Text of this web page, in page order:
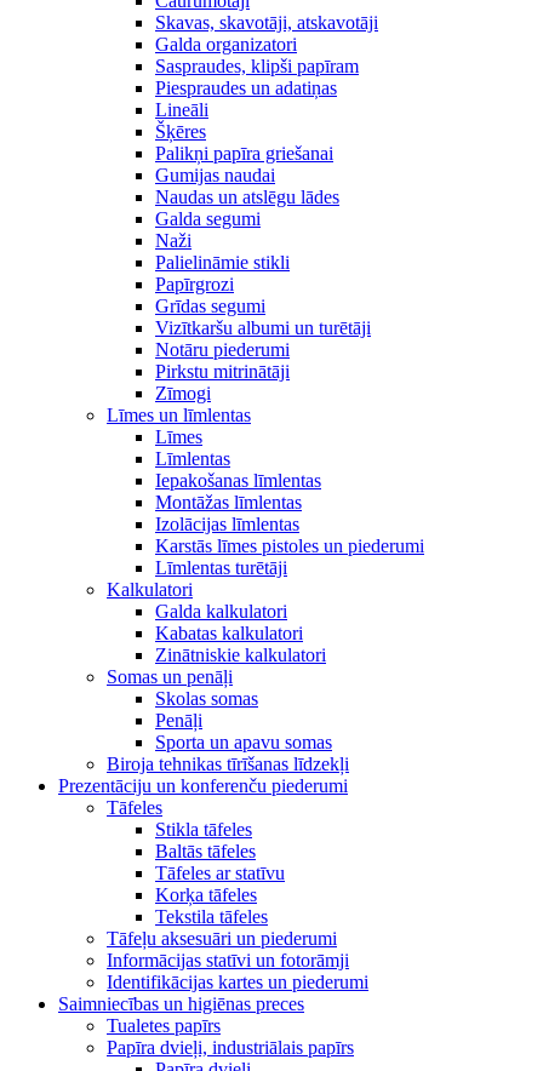
Skavas, skavotāji, atskavotāji
Galda organizatori
Saspraudes, klipši papīram
Piespraudes un adatiņas
Lineāli
Šķēres
Palikņi papīra griešanai
Gumijas naudai
Naudas un atslēgu lādes
Galda segumi
Naži
Palielināmie stikli
Papīrgrozi
Grīdas segumi
Vizītkaršu albumi un turētāji
Notāru piederumi
Pirkstu mitrinātāji
Zīmogi
Līmes un līmlentas
Līmes
Līmlentas
Iepakošanas līmlentas
Montāžas līmlentas
Izolācijas līmlentas
Karstās līmes pistoles un piederumi
Līmlentas turētāji
Kalkulatori
Galda kalkulatori
Kabatas kalkulatori
Zinātniskie kalkulatori
Somas un penāļi
Skolas somas
Penāļi
Sporta un apavu somas
Biroja tehnikas tīrīšanas līdzekļi
Prezentāciju un konferenču piederumi
Tāfeles
Stikla tāfeles
Baltās tāfeles
Tāfeles ar statīvu
Korķa tāfeles
Tekstila tāfeles
Tāfeļu aksesuāri un piederumi
Informācijas statīvi un fotorāmji
Identifikācijas kartes un piederumi
Saimniecības un higiēnas preces
Tualetes papīrs
Papīra dvieļi, industriālais papīrs